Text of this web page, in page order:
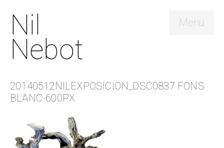
Menu
Nil
Nebot
20140512NILEXPOSICION_DSC0837 FONS
BLANC-600PX